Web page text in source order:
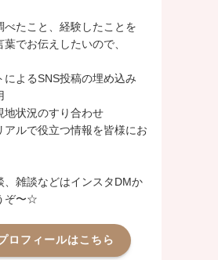
べたこと、経験したことを
でお伝えしたいので、
によるSNS投稿の埋め込み
地状況のすり合わせ
アルで役立つ情報を皆様にお
、雑談などはインスタDMか
ぞ〜☆
ロフィールはこちら